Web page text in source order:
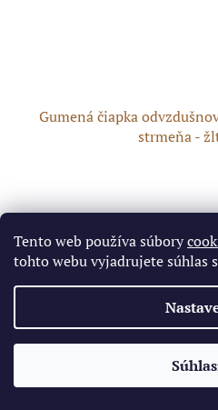
Tento web používa súbory
tohto webu vyjadrujete súhlas
Gumená čiapka
strmeňa -
Akcia
Novinka
🔥 Limitovaná cena pre